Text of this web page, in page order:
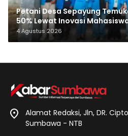
Petani Desa Sepayung
50% Lewat Inovasi Mahasiswa
4 Agustus 2026
Alamat Redaksi, Jln, DR.
Sumbawa - NTB